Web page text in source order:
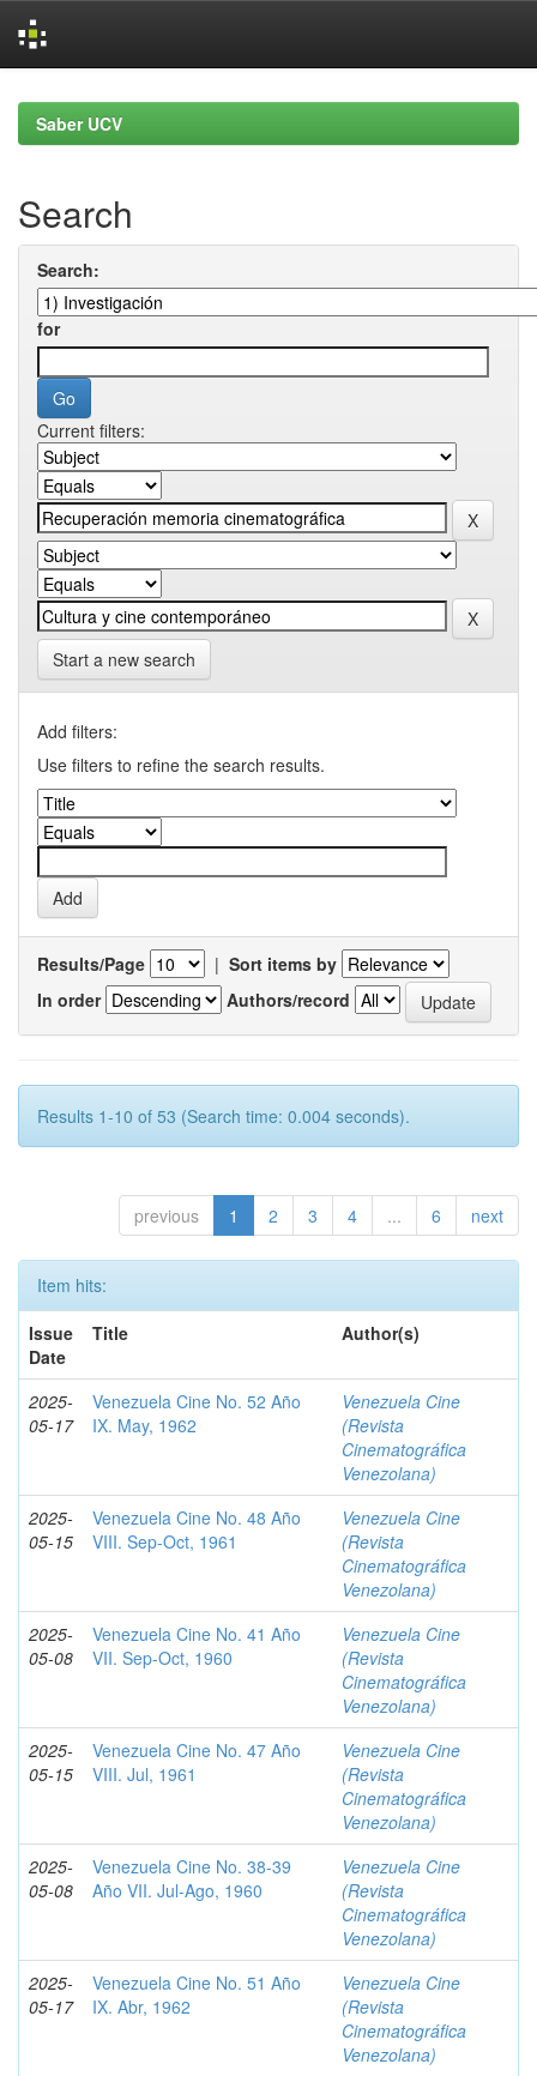
navigationSaber UCV
Search
Search:
for
Current filters:
Start a new search
Add filters:
Use filters to refine the search results.
Results/Page | Sort items by
In order
Authors/record
Results 1-10 of 53 (Search time: 0.004 seconds).
previous 1 2 3 4 ... 6 next
Item hits:
Issue
Date
Title Author(s)
2025-
05-17
Venezuela Cine No. 52 Año
IX. May, 1962
Venezuela Cine
(Revista
Cinematográfica
Venezolana)
2025-
05-15
Venezuela Cine No. 48 Año
VIII. Sep-Oct, 1961
Venezuela Cine
(Revista
Cinematográfica
Venezolana)
2025-
05-08
Venezuela Cine No. 41 Año
VII. Sep-Oct, 1960
Venezuela Cine
(Revista
Cinematográfica
Venezolana)
2025-
05-15
Venezuela Cine No. 47 Año
VIII. Jul, 1961
Venezuela Cine
(Revista
Cinematográfica
Venezolana)
2025-
05-08
Venezuela Cine No. 38-39
Año VII. Jul-Ago, 1960
Venezuela Cine
(Revista
Cinematográfica
Venezolana)
2025-
05-17
Venezuela Cine No. 51 Año
IX. Abr, 1962
Venezuela Cine
(Revista
Cinematográfica
Venezolana)